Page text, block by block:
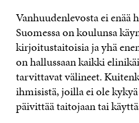
Vanhuudenlevosta ei enää
Suomessa on koulunsa
kirjoitustaitoisia ja yhä
on hallussaan kaikki
tarvittavat välineet.
ihmisistä, joilla ei ole
päivittää taitojaan tai